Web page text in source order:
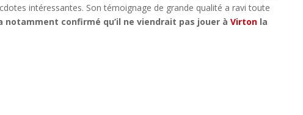
intéressantes. Son témoignage de grande qualité a ravi toute
notamment confirmé qu’il ne viendrait pas jouer àVirton la